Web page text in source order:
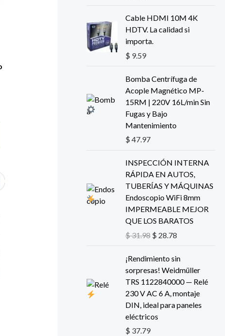
Cable HDMI 10M 4K
HDTV. La calidad si
importa.
$ 9.59
Bomba Centrífuga de
Acople Magnético MP-
15RM | 220V 16L/min Sin
Fugas y Bajo
Mantenimiento
$ 47.97
INSPECCIÓN INTERNA
RÁPIDA EN AUTOS,
TUBERÍAS Y MÁQUINAS
Endoscopio WiFi 8mm
IMPERMEABLE MEJOR
QUE LOS BARATOS
$31.98
p
e
o
r
i
g
i
n
a
$ 28.78
p
c
t
u
a
l
¡Rendimiento sin
sorpresas! Weidmüller
TRS 1122840000 — Relé
230 V AC 6 A, montaje
DIN, ideal para paneles
eléctricos
$ 37.79